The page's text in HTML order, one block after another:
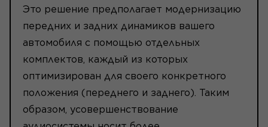
Это решение предполагает модернизацию
передних и задних динамиков вашего
автомобиля с помощью отдельных
комплектов, каждый из которых
оптимизирован для своего конкретного
положения (переднего и заднего). Таким
образом, усовершенствование